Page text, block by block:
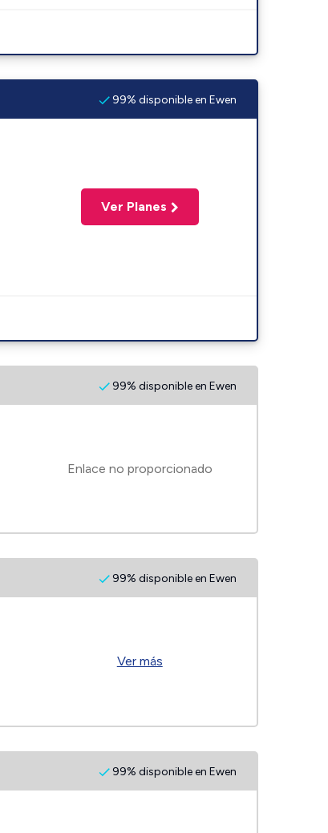
99% disponible en Ewen
Ver Planes
99% disponible en Ewen
Enlace no proporcionado
99% disponible en Ewen
Ver más
99% disponible en Ewen